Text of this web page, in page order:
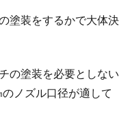
塗装をするかで大体決
の塗装を必要としない
ノズル口径が適して